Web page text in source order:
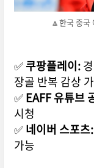
🔼한국 중국
✅쿠팡플레이:경
장골 반복 감상
✅EAFF 유튜브
시청
✅네이버 스포츠:
가능